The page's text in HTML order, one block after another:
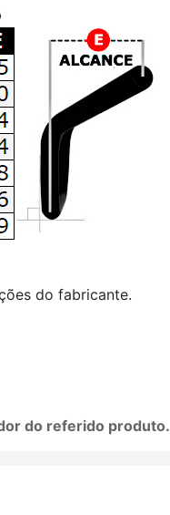
do fabricante.
do referido produto.